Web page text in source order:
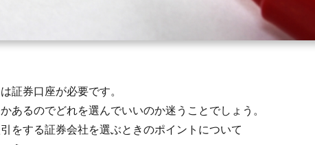
証券口座が必要です。
あるのでどれを選んでいいのか迷うことでしょう。
をする証券会社を選ぶときのポイントについて